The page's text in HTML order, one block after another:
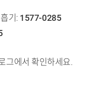
기: 1577-0285
그에서 확인하세요.